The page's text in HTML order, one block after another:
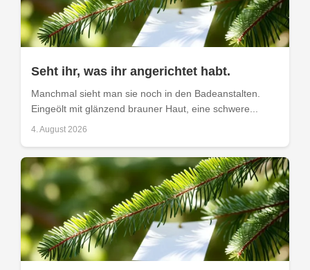
Seht ihr, was ihr angerichtet habt.
Manchmal sieht man sie noch in den Badeanstalten.
Eingeölt mit glänzend brauner Haut, eine schwere...
4. August 2026